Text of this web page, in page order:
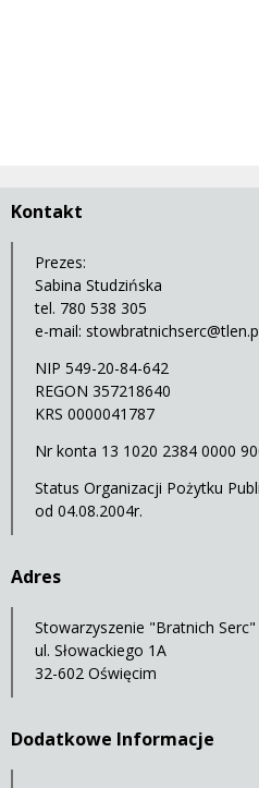
Kontakt
Prezes:
Sabina Studzińska
tel. 780 538 305
e-mail:
NIP 549-20-84-642
REGON 357218640
KRS 0000041787
Nr konta 13 1020 2384 0000
Status Organizacji Pożytku
od 04.08.2004r.
Adres
Stowarzyszenie "Bratnich Serc"
ul. Słowackiego 1A
32-602 Oświęcim
Dodatkowe Informacje